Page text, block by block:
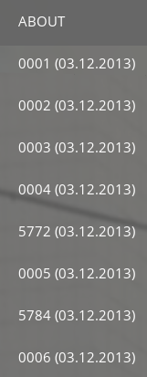
ABOUT
0001 (03.12.2013)
0002 (03.12.2013)
0003 (03.12.2013)
0004 (03.12.2013)
5772 (03.12.2013)
0005 (03.12.2013)
5784 (03.12.2013)
0006 (03.12.2013)